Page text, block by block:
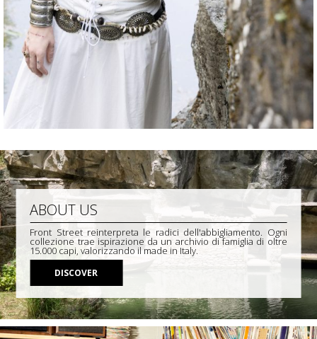
ABOUT US
Front Street reinterpreta le radici dell'abbigliamento. Ogni
collezione trae ispirazione da un archivio di famiglia di oltre
15.000 capi, valorizzando il made in Italy.
DISCOVER